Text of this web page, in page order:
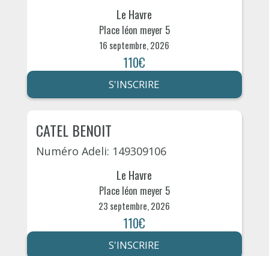
Le Havre
Place léon meyer 5
16 septembre, 2026
110€
S'INSCRIRE
CATEL BENOIT
Numéro Adeli: 149309106
Le Havre
Place léon meyer 5
23 septembre, 2026
110€
S'INSCRIRE